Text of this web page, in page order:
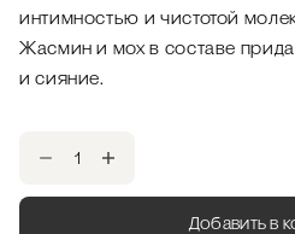
интимностью и чистотой
Жасмин и мох в составе
и сияние.
Добавить в